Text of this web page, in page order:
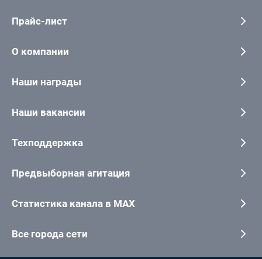
Прайс-лист
О компании
Наши награды
Наши вакансии
Техподдержка
Предвыборная агитация
Статистика канала в MAX
Все города сети